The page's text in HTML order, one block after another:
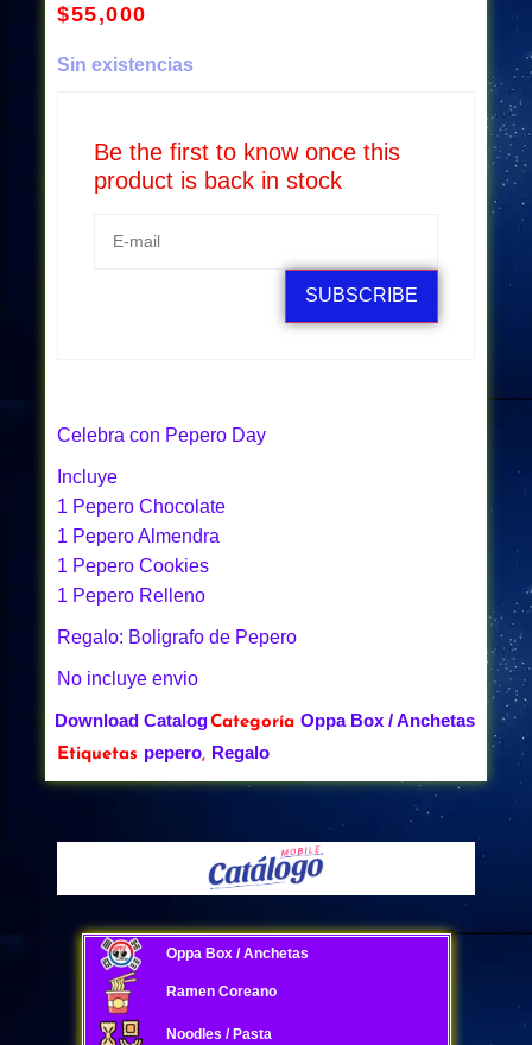
$55,000
Sin existencias
Be the first to know once this
product is back in stock
SUBSCRIBE
Celebra con Pepero Day
Incluye
1 Pepero Chocolate
1 Pepero Almendra
1 Pepero Cookies
1 Pepero Relleno
Regalo: Boligrafo de Pepero
No incluye envio
Download CatalogCategoría Oppa Box / Anchetas
Etiquetas pepero, Regalo
Oppa Box / Anchetas
Ramen Coreano
Noodles / Pasta